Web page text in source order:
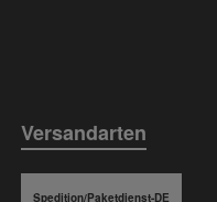
Versandarten
Spedition/Paketdienst-DE